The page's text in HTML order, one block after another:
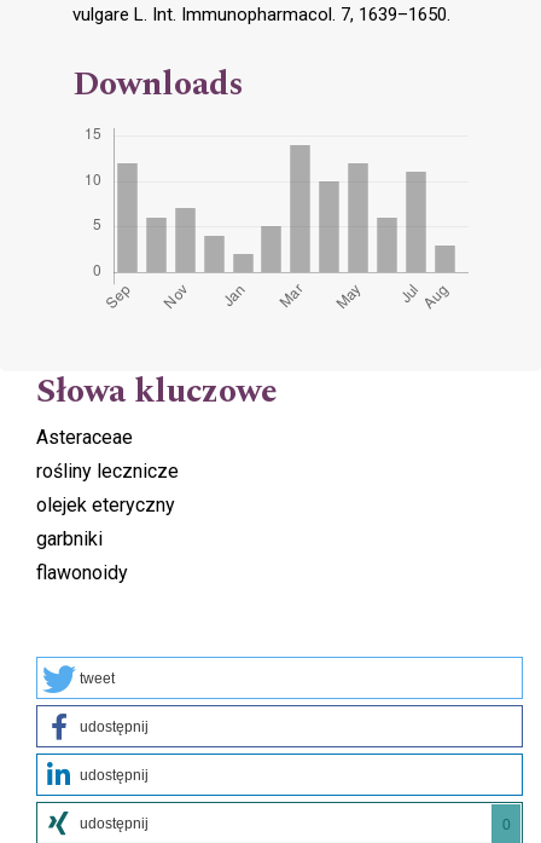
vulgare L. Int. Immunopharmacol. 7, 1639–1650.
Downloads
Słowa kluczowe
Asteraceae
rośliny lecznicze
olejek eteryczny
garbniki
flawonoidy
tweet
udostępnij
udostępnij
udostępnij 0